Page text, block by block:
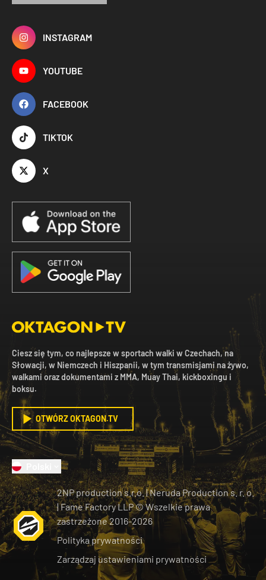
INSTAGRAM
YOUTUBE
FACEBOOK
TIKTOK
X
Ciesz się tym, co najlepsze w sportach walki w Czechach, na
Słowacji, w Niemczech i Hiszpanii, w tym transmisjami na żywo,
walkami oraz dokumentami z MMA, Muay Thai, kickboxingu i
boksu.
OTWÓRZ OKTAGON.TV
2NP production s.r.o.|Neruda Production s. r. o.
| Fame Factory LLP © Wszelkie prawa
zastrzeżone2016-2026
Polityka prywatności
Zarządzaj ustawieniami prywatności